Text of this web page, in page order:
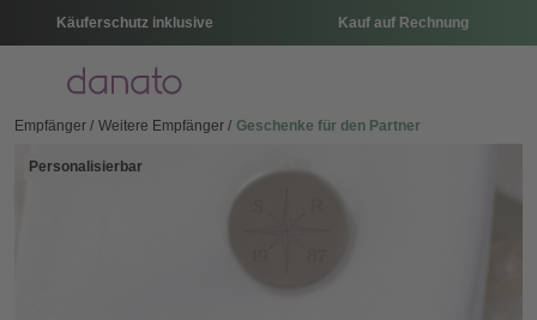
Käuferschutz inklusive Kauf auf Rechnung
Menü
Empfänger Weitere Empfänger Geschenke für den Partner
Personalisierbar